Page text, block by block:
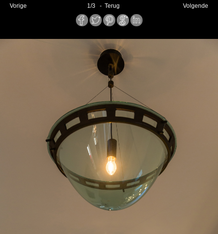
Vorige Volgende
1/3 - Terug